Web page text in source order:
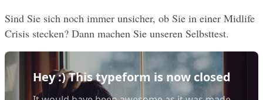
Sind Sie sich noch immer unsicher, ob Sie in einer Midlife
Crisis stecken? Dann machen Sie unseren Selbsttest.